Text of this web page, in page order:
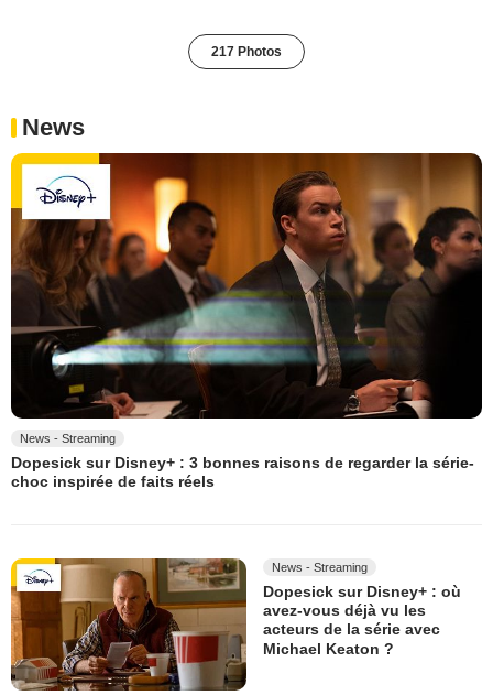
217 Photos
News
News - Streaming
Dopesick sur Disney+ : 3 bonnes raisons de regarder la série-
choc inspirée de faits réels
News - Streaming
Dopesick sur Disney+ : où
avez-vous déjà vu les
acteurs de la série avec
Michael Keaton ?